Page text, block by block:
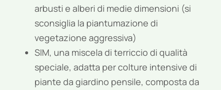
arbusti e alberi di medie dimensioni (si
sconsiglia la piantumazione di
vegetazione aggressiva)
SIM, una miscela di terriccio di qualità
speciale, adatta per colture intensive di
piante da giardino pensile, composta da